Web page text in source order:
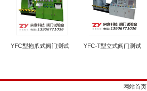
YFC型抱爪式阀门测试 YFC-T型立式阀门测试
网站首页